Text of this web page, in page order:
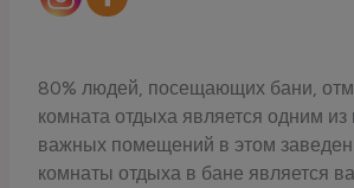
80% людей, посещающих бани,
комната отдыха является одним из
важных помещений в этом
комнаты отдыха в бане является